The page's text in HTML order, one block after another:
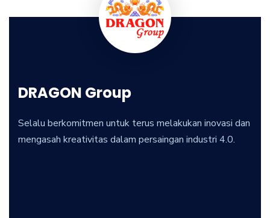
DRAGON Group
Selalu berkomitmen untuk terus melakukan inovasi dan
mengasah kreativitas dalam persaingan industri 4.0.